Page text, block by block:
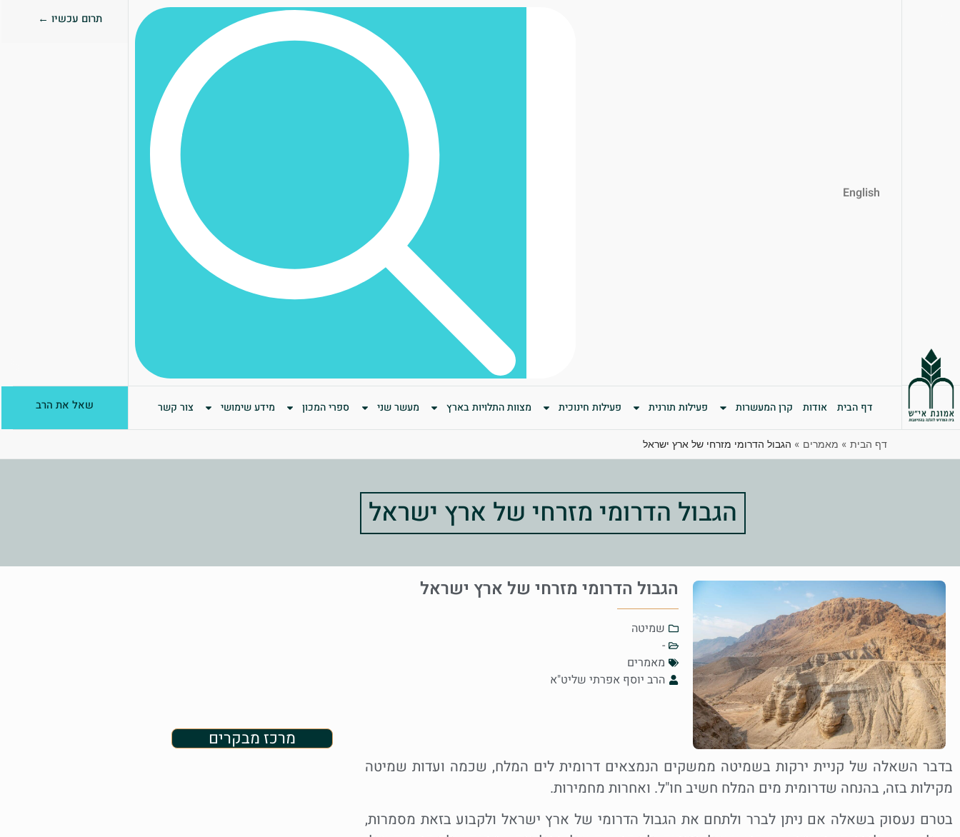
English
תרום עכשיו ←
דף הבית אודות קרן המעשרות פעילות תורנית פעילות חינוכית מצוות התלויות בארץ מעשר שני ספרי המכון מידע שימושי צור קשר שאל את הרב
דף הבית » מאמרים » הגבול הדרומי מזרחי של ארץ ישראל
הגבול הדרומי מזרחי של ארץ ישראל
הגבול הדרומי מזרחי של ארץ ישראל
שמיטה
-
מאמרים
הרב יוסף אפרתי שליט"א
בדבר השאלה של קניית ירקות בשמיטה ממשקים הנמצאים דרומית לים המלח, שכמה ועדות שמיטה
מקילות בזה, בהנחה שדרומית מים המלח חשיב חו"ל. ואחרות מחמירות.
בטרם נעסוק בשאלה אם ניתן לברר ולתחם את הגבול הדרומי של ארץ ישראל ולקבוע בזאת מסמרות,
מרכז מבקרים